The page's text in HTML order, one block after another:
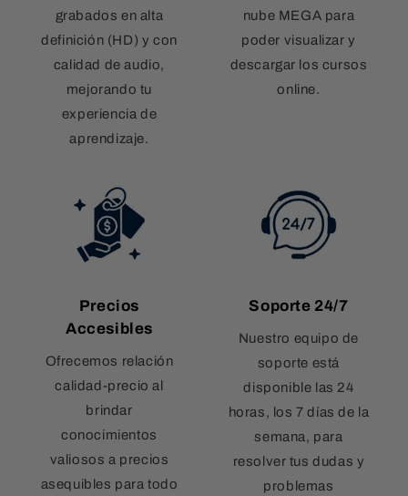
grabados en alta
definición (HD) y con
calidad de audio,
mejorando tu
experiencia de
aprendizaje.
nube MEGA para
poder visualizar y
descargar los cursos
online.
Precios
Accesibles
Ofrecemos relación
calidad-precio al
brindar
conocimientos
valiosos a precios
asequibles para todo
Soporte 24/7
Nuestro equipo de
soporte está
disponible las 24
horas, los 7 días de la
semana, para
resolver tus dudas y
problemas